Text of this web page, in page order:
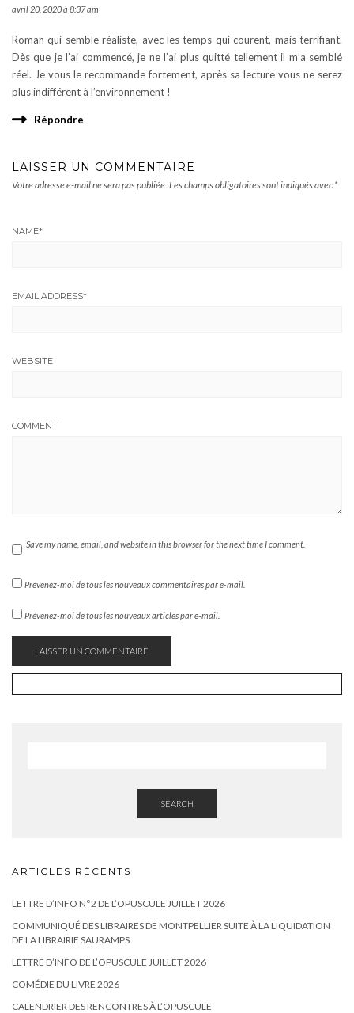
avril 20, 2020 à 8:37 am
Roman qui semble réaliste, avec les temps qui courent, mais terrifiant.
Dès que je l’ai commencé, je ne l’ai plus quitté tellement il m’a semblé
réel. Je vous le recommande fortement, après sa lecture vous ne serez
plus indifférent à l’environnement !
Répondre
LAISSER UN COMMENTAIRE
Votre adresse e-mail ne sera pas publiée. Les champs obligatoires sont indiqués avec *
NAME*
EMAIL ADDRESS*
WEBSITE
COMMENT
Save my name, email, and website in this browser for the next time I comment.
Prévenez-moi de tous les nouveaux commentaires par e-mail.
Prévenez-moi de tous les nouveaux articles par e-mail.
SEARCH
ARTICLES RÉCENTS
LETTRE D’INFO N°2 DE L’OPUSCULE JUILLET 2026
COMMUNIQUÉ DES LIBRAIRES DE MONTPELLIER SUITE À LA LIQUIDATION
DE LA LIBRAIRIE SAURAMPS
LETTRE D’INFO DE L’OPUSCULE JUILLET 2026
COMÉDIE DU LIVRE 2026
CALENDRIER DES RENCONTRES À L’OPUSCULE